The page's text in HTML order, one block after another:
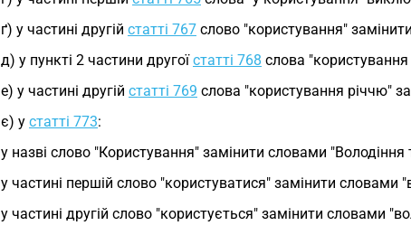
ґ) у частині другій статті 767 слово "користування"
д) у пункті 2 частини другоїстатті 768 слова
е) у частині другій статті 769 слова "користування річчю"
є) у статті 773:
у назві слово "Користування" замінити словами
у частині першій слово "користуватися" замінити словами
у частині другій слово "користується" замінити словами